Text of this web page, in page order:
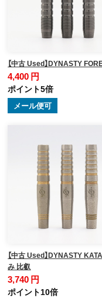
【中古 Used】DYNASTY
4,400 円
ポイント5倍
メール便可
【中古 Used】DYNASTY
み 比叡
3,740 円
ポイント10倍